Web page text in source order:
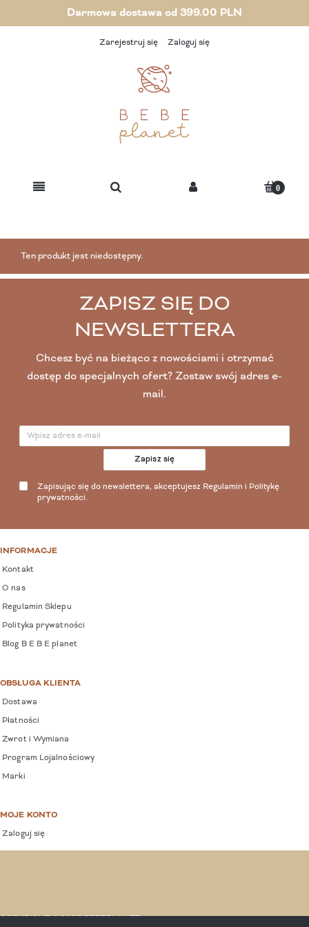
Darmowa dostawa od 399.00 PLN
Zarejestruj się Zaloguj się
Ten produkt jest niedostępny.
ZAPISZ SIĘ DO
NEWSLETTERA
Chcesz być na bieżąco z nowościami i otrzymać
dostęp do specjalnych ofert? Zostaw swój adres e-
mail.
Zapisz się
Zapisując się do newslettera, akceptujesz Regulamin i Politykę
prywatności.
INFORMACJE
Kontakt
O nas
Regulamin Sklepu
Polityka prywatności
Blog B E B E planet
OBSŁUGA KLIENTA
Dostawa
Płatności
Zwrot i Wymiana
Program Lojalnościowy
Marki
MOJE KONTO
Zaloguj się
COPYRIGHT © 2025 BEBEPLANET.